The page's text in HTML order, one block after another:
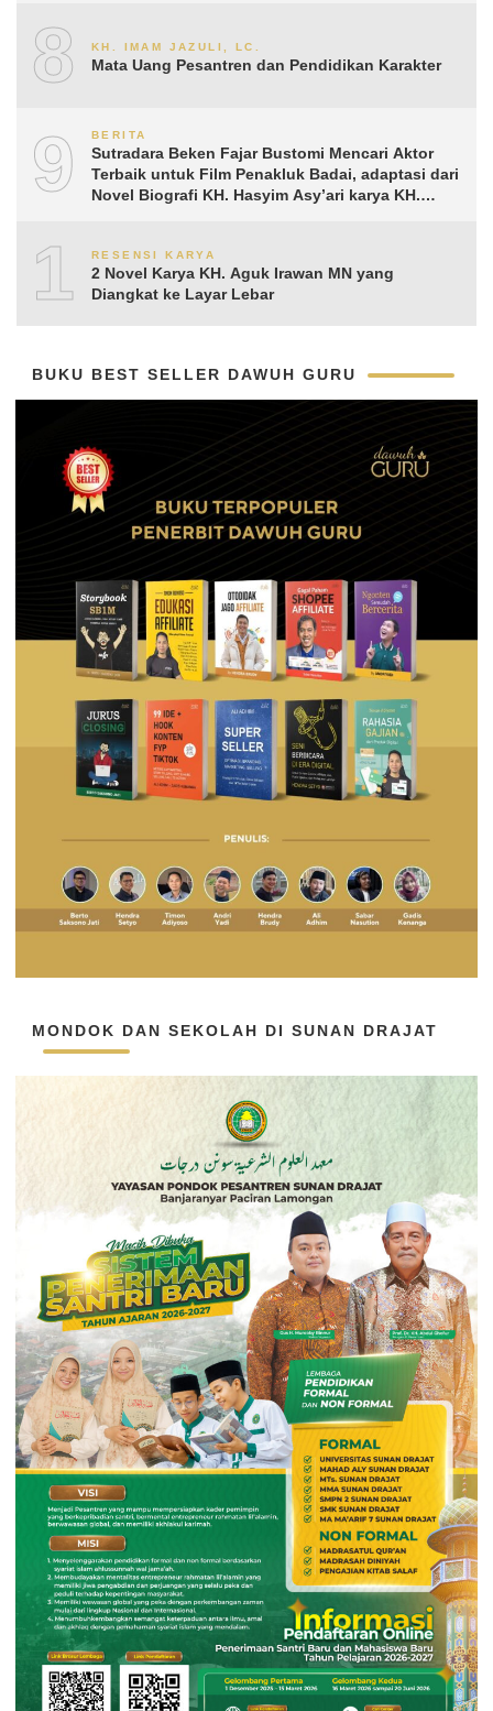
8 KH. IMAM JAZULI, LC.
Mata Uang Pesantren dan Pendidikan Karakter
9 BERITA
Sutradara Beken Fajar Bustomi Mencari Aktor
Terbaik untuk Film Penakluk Badai, adaptasi dari
Novel Biografi KH. Hasyim Asy’ari karya KH.
10RESENSI KARYA
2 Novel Karya KH. Aguk Irawan MN yang
Diangkat ke Layar Lebar
BUKU BEST SELLER DAWUH GURU
MONDOK DAN SEKOLAH DI SUNAN DRAJAT